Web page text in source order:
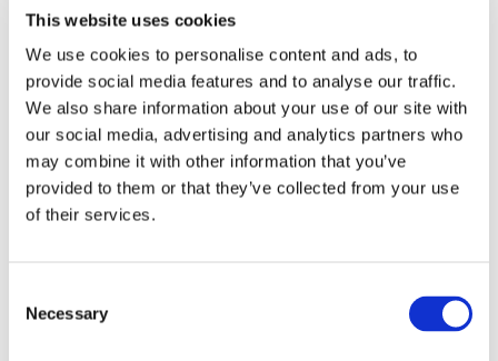
This website uses cookies
We use cookies to personalise content and ads, to
provide social media features and to analyse our traffic.
We also share information about your use of our site with
our social media, advertising and analytics partners who
may combine it with other information that you’ve
provided to them or that they’ve collected from your use
of their services.
Selection
Necessary